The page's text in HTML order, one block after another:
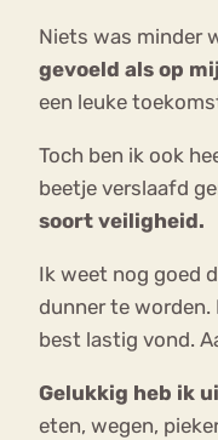
Niets was minder
gevoeld als op
een leuke
Toch ben ik ook
beetje verslaafd
soort veiligheid.
Ik weet nog goed
dunner te worden.
best lastig vond.
Gelukkig heb ik
eten, wegen,
Orthorexia